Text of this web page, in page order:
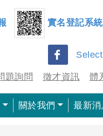
實名登記系統
題詢問 徵才資訊 體
關於我們 最新消